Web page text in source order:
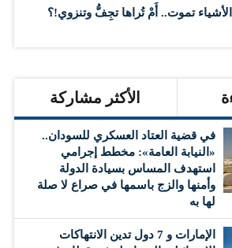
تموت.. أَمْ تُراها تجِفُّ وتنزوي!؟
الأكثر مشاركة
في قضية العتاد العسكري للسودان..
«النيابة العامة»: مخطط إجرامي
استهدف المساس بسيادة الدولة
وأمنها والزج باسمها في صراع لا صلة
لها به
الإمارات و 7 دول تدين الانتهاكات